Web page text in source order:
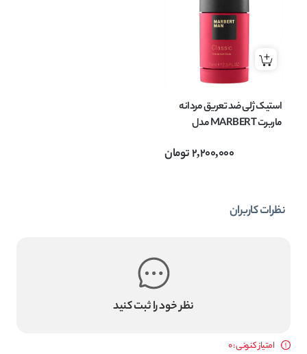
استیک ژلی ضد تعریق مردانه
ماربرت MARBERT مدل
2,200,000تومان
نظرات کاربران
نظر خود را ثبت کنید
امتیاز کنونی : 0